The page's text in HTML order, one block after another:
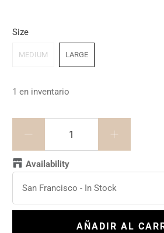
Size
MEDIUM LARGE
1 en inventario
Availability
San Francisco - In Stock
AÑADIR AL